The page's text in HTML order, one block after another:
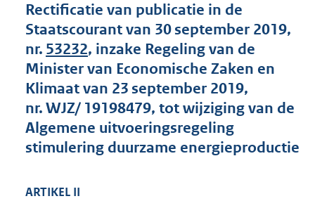
d
s
g
r
o
o
t
e
:
Rectificatie van publicatie in de
Staatscourant van 30 september 2019,
nr. 53232, inzake Regeling van de
Minister van Economische Zaken en
Klimaat van 23 september 2019,
nr. WJZ/ 19198479, tot wijziging van de
Algemene uitvoeringsregeling
stimulering duurzame energieproductie
ARTIKEL II